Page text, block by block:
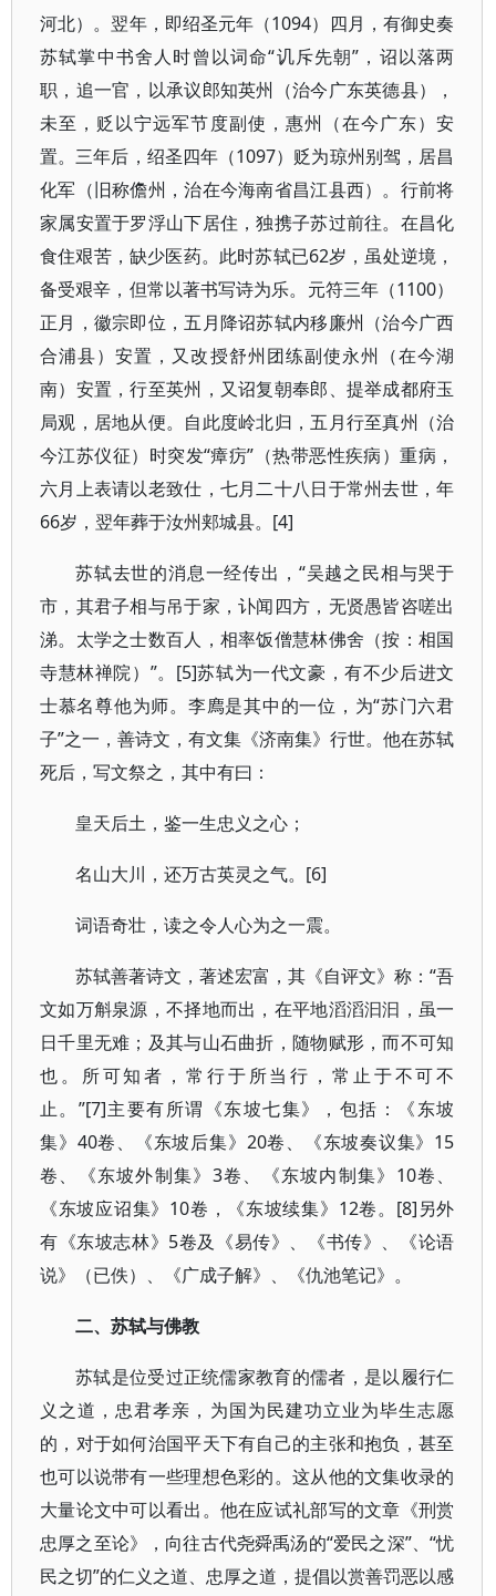
河北）。翌年，即绍圣元年（1094）四月，有御史奏
苏轼掌中书舍人时曾以词命“讥斥先朝”，诏以落两
职，追一官，以承议郎知英州（治今广东英德县），
未至，贬以宁远军节度副使，惠州（在今广东）安
置。三年后，绍圣四年（1097）贬为琼州别驾，居昌
化军（旧称儋州，治在今海南省昌江县西）。行前将
家属安置于罗浮山下居住，独携子苏过前往。在昌化
食住艰苦，缺少医药。此时苏轼已62岁，虽处逆境，
备受艰辛，但常以著书写诗为乐。元符三年（1100）
正月，徽宗即位，五月降诏苏轼内移廉州（治今广西
合浦县）安置，又改授舒州团练副使永州（在今湖
南）安置，行至英州，又诏复朝奉郎、提举成都府玉
局观，居地从便。自此度岭北归，五月行至真州（治
今江苏仪征）时突发“瘴疠”（热带恶性疾病）重病，
六月上表请以老致仕，七月二十八日于常州去世，年
66岁，翌年葬于汝州郏城县。[4]
苏轼去世的消息一经传出，“吴越之民相与哭于
市，其君子相与吊于家，讣闻四方，无贤愚皆咨嗟出
涕。太学之士数百人，相率饭僧慧林佛舍（按：相国
寺慧林禅院）”。[5]苏轼为一代文豪，有不少后进文
士慕名尊他为师。李廌是其中的一位，为“苏门六君
子”之一，善诗文，有文集《济南集》行世。他在苏轼
死后，写文祭之，其中有曰：
皇天后土，鉴一生忠义之心；
名山大川，还万古英灵之气。[6]
词语奇壮，读之令人心为之一震。
苏轼善著诗文，著述宏富，其《自评文》称：“吾
文如万斛泉源，不择地而出，在平地滔滔汩汩，虽一
日千里无难；及其与山石曲折，随物赋形，而不可知
也。所可知者，常行于所当行，常止于不可不
止。”[7]主要有所谓《东坡七集》，包括：《东坡
集》40卷、《东坡后集》20卷、《东坡奏议集》15
卷、《东坡外制集》3卷、《东坡内制集》10卷、
《东坡应诏集》10卷，《东坡续集》12卷。[8]另外
有《东坡志林》5卷及《易传》、《书传》、《论语
说》（已佚）、《广成子解》、《仇池笔记》。
二、苏轼与佛教
苏轼是位受过正统儒家教育的儒者，是以履行仁
义之道，忠君孝亲，为国为民建功立业为毕生志愿
的，对于如何治国平天下有自己的主张和抱负，甚至
也可以说带有一些理想色彩的。这从他的文集收录的
大量论文中可以看出。他在应试礼部写的文章《刑赏
忠厚之至论》，向往古代尧舜禹汤的“爱民之深”、“忧
民之切”的仁义之道、忠厚之道，提倡以赏善罚恶以感